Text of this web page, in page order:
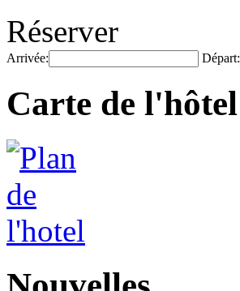
Réserver
Arrivée: Départ:
Carte de l'hôtel